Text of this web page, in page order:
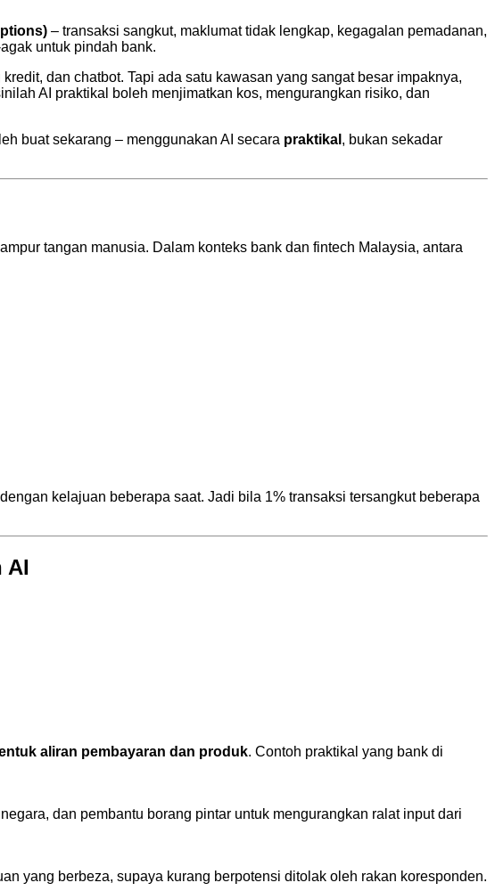
– transaksi sangkut, maklumat tidak lengkap, kegagalan pemadanan,
untuk pindah bank.
dan chatbot. Tapi ada satu kawasan yang sangat besar impaknya,
AI praktikal boleh menjimatkan kos, mengurangkan risiko, dan
buat sekarang – menggunakan AI secara praktikal , bukan sekadar
tangan manusia. Dalam konteks bank dan fintech Malaysia, antara
kelajuan beberapa saat. Jadi bila 1% transaksi tersangkut beberapa
AI
aliran pembayaran dan produk. Contoh praktikal yang bank di
dan pembantu borang pintar untuk mengurangkan ralat input dari
yang berbeza, supaya kurang berpotensi ditolak oleh rakan koresponden.